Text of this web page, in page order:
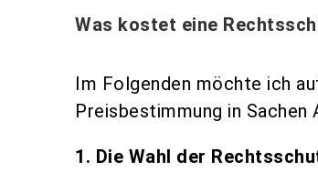
Was kostet eine
Im Folgenden möchte ich
Preisbestimmung in Sachen
1. Die Wahl der